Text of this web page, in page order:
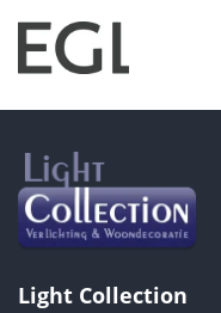
Light Collection